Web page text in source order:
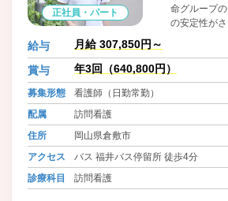
正社員・パート
命グループ
の安定性が
スタッフとの
で、地域全
ュアルが完
務へ慣れるこ
制が整って
給与 月給 307,850円～
賞与 年3回（640,800円）
募集形態
看護師（日勤常勤）
配属
訪問看護
住所
岡山県倉敷市
アクセス
バス 福井バス停留所 徒歩4分
診療科目
訪問看護